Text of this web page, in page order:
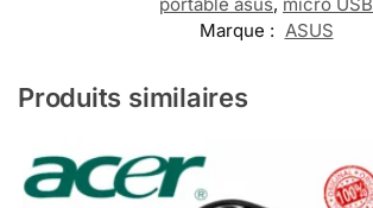
Marque : ASUS
Produits similaires